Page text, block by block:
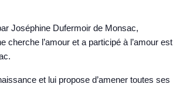
Joséphine Dufermoir de Monsac,
cherche l’amour et a participé à l’amour est
et lui propose d’amener toutes ses